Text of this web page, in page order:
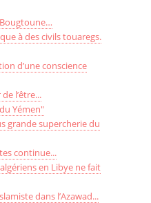
à des civils touaregs.
d’une conscience
l’être...
Yémen"
grande supercherie du
continue...
en Libye ne fait
dans l’Azawad...